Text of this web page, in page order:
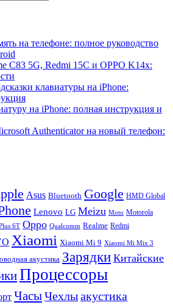
на телефоне: полное руководство
C83 5G, Redmi 15C и OPPO K14x:
клавиатуры на iPhone:
на iPhone: полная инструкция и
Authenticator на новый телефон:
Asus Bluetooth Google HMD Global
Lenovo LG Meizu Moto Motorola
6T Oppo Qualcomm Realme Redmi
Xiaomi Xiaomi Mi 9 Xiaomi Mi Mix 3
акустика Зарядки Китайские
Процессоры
ЧасыЧехлыакустика